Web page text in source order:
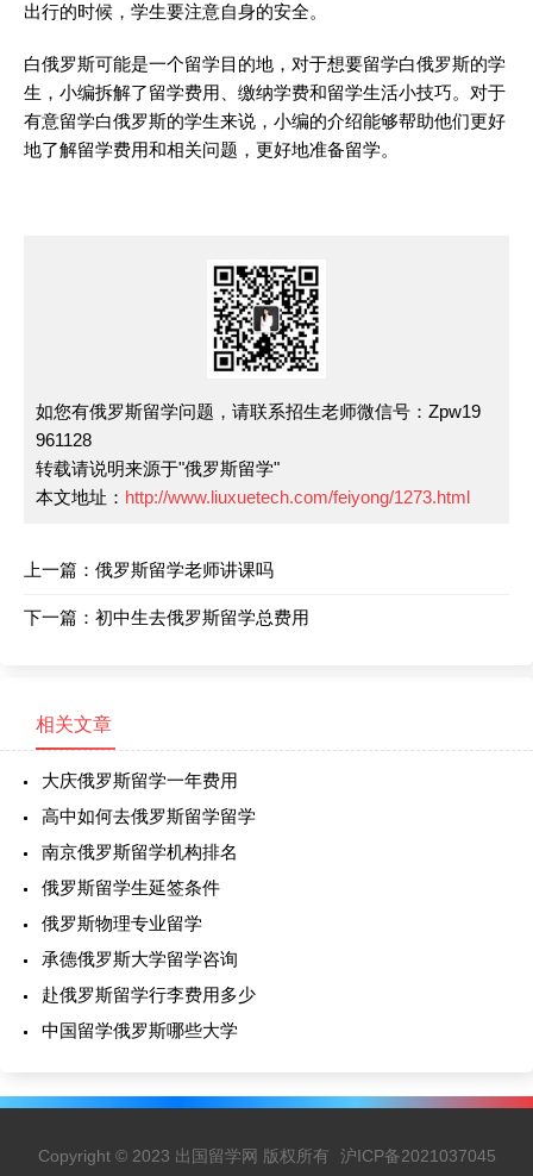
出行的时候，学生要注意自身的安全。
白俄罗斯可能是一个留学目的地，对于想要留学白俄罗斯的学
生，小编拆解了留学费用、缴纳学费和留学生活小技巧。对于
有意留学白俄罗斯的学生来说，小编的介绍能够帮助他们更好
地了解留学费用和相关问题，更好地准备留学。
如您有俄罗斯留学问题，请联系招生老师微信号：Zpw19
961128
转载请说明来源于"俄罗斯留学"
本文地址： http://www.liuxuetech.com/feiyong/1273.html
上一篇： 俄罗斯留学老师讲课吗
下一篇： 初中生去俄罗斯留学总费用
相关文章
大庆俄罗斯留学一年费用
高中如何去俄罗斯留学留学
南京俄罗斯留学机构排名
俄罗斯留学生延签条件
俄罗斯物理专业留学
承德俄罗斯大学留学咨询
赴俄罗斯留学行李费用多少
中国留学俄罗斯哪些大学
Copyright © 2023 出国留学网 版权所有 沪ICP备2021037045